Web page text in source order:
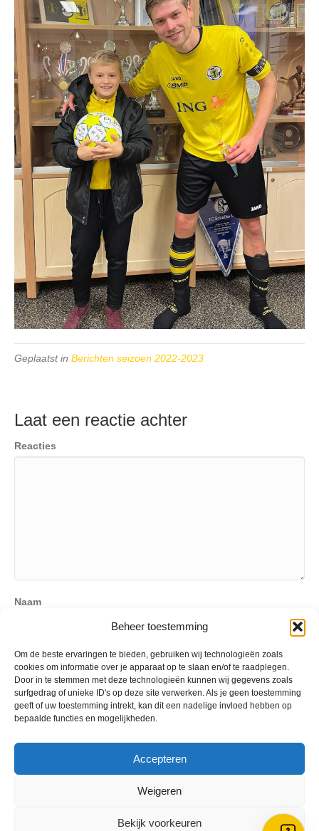
Beheer toestemming
Om de beste ervaringen te bieden, gebruiken wij technologieën zoals
cookies om informatie over je apparaat op te slaan en/of te raadplegen.
Door in te stemmen met deze technologieën kunnen wij gegevens zoals
surfgedrag of unieke ID's op deze site verwerken. Als je geen toestemming
geeft of uw toestemming intrekt, kan dit een nadelige invloed hebben op
bepaalde functies en mogelijkheden.
Accepteren
Weigeren
Bekijk voorkeuren
Geplaatst in Berichten seizoen 2022-2023
Laat een reactie achter
Reacties
Naam
E-mailadres (zal niet zichtbaar zijn)
Website